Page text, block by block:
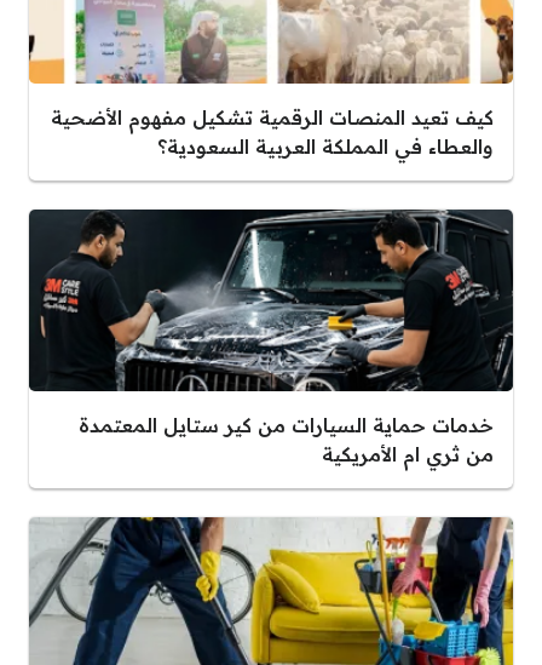
كيف تعيد المنصات الرقمية تشكيل مفهوم الأضحية
والعطاء في المملكة العربية السعودية؟
خدمات حماية السيارات من كير ستايل المعتمدة
من ثري ام الأمريكية